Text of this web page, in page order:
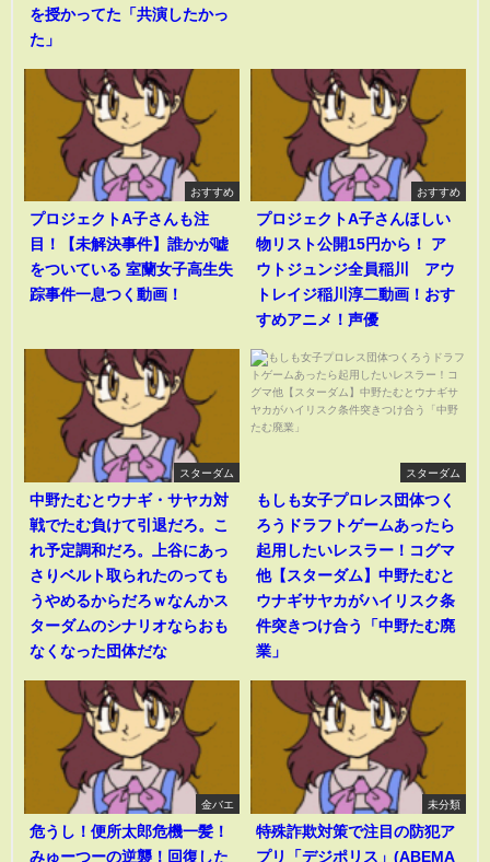
を授かってた「共演したかっ
た」
おすすめ
プロジェクトA子さんも注
目！【未解決事件】誰かが嘘
をついている 室蘭女子高生失
踪事件一息つく動画！
おすすめ
プロジェクトA子さんほしい
物リスト公開15円から！ ア
ウトジュンジ全員稲川 アウ
トレイジ稲川淳二動画！おす
すめアニメ！声優
スターダム
中野たむとウナギ・サヤカ対
戦でたむ負けて引退だろ。こ
れ予定調和だろ。上谷にあっ
さりベルト取られたのっても
うやめるからだろｗなんかス
ターダムのシナリオならおも
なくなった団体だな
スターダム
もしも女子プロレス団体つく
ろうドラフトゲームあったら
起用したいレスラー！コグマ
他【スターダム】中野たむと
ウナギサヤカがハイリスク条
件突きつけ合う「中野たむ廃
業」
金バエ
危うし！便所太郎危機一髪！
みゅーつーの逆襲！回復した
未分類
特殊詐欺対策で注目の防犯ア
プリ「デジポリス」(ABEMA